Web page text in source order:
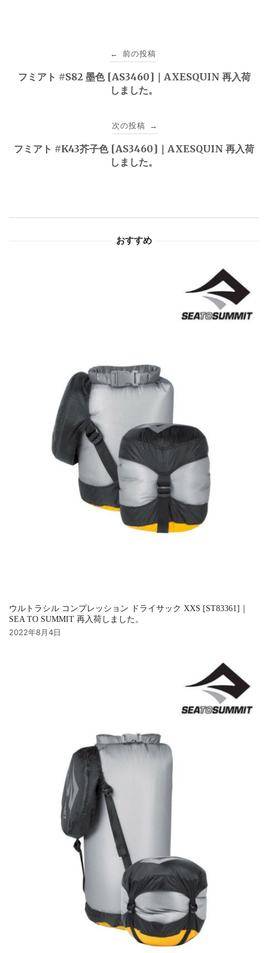
稿
ゲ
← 前の投稿
フミアト #S82 墨色 [AS3460]｜AXESQUIN 再入荷
しました。
次の投稿 →
フミアト #K43芥子色 [AS3460]｜AXESQUIN 再入荷
しました。
おすすめ
ウルトラシル コンプレッション ドライサック XXS [ST83361]｜
SEA TO SUMMIT 再入荷しました。
2022年8月4日